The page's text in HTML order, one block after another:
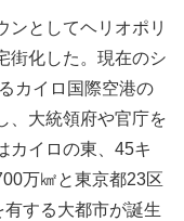
ンとしてヘリオポリ
街化した。現在のシ
カイロ国際空港の
、大統領府や官庁を
カイロの東、45キ
万㎢と東京都23区
する大都市が誕生